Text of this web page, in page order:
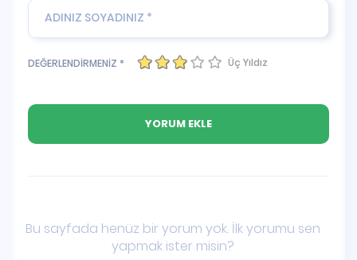
DEĞERLENDİRMENİZ * Üç Yıldız
Bu sayfada henüz bir yorum yok. İlk yorumu sen
yapmak ister misin?